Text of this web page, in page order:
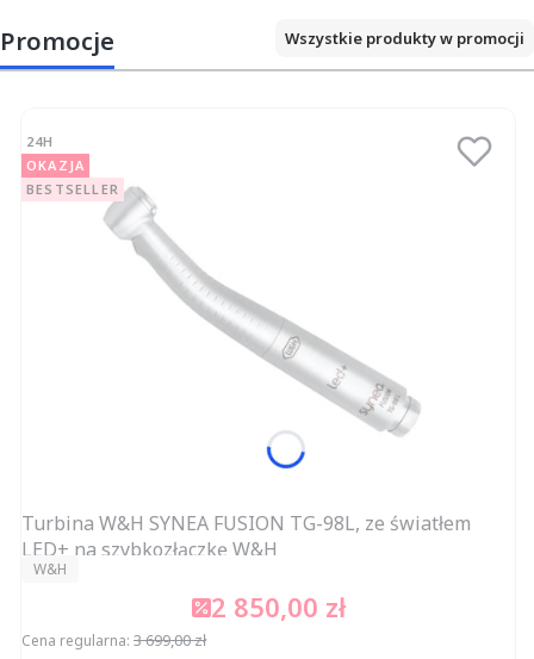
Promocje Wszystkie produkty w promocji
24H
OKAZJA
BESTSELLER
Turbina W&H SYNEA FUSION TG-98L, ze światłem
LED+ na szybkozłączkę W&H
PRODUCENT
W&H
Cena promocyjna
2 850,00 zł
Cena regularna: 3 699,00 zł